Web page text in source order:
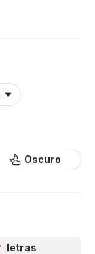
Oscuro
letras